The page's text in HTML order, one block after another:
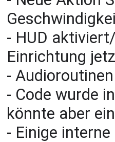
- HUD
Einrichtung
-
- Code wurde
könnte aber
- Einige